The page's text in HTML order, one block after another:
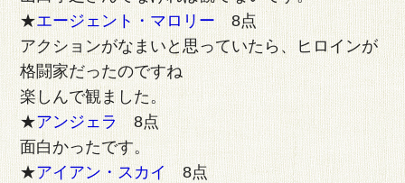
★エージェント・マロリー8点
アクションがなまいと思っていたら、ヒロインが
格闘家だったのですね
楽しんで観ました。
★アンジェラ8点
面白かったです。
★アイアン・スカイ8点